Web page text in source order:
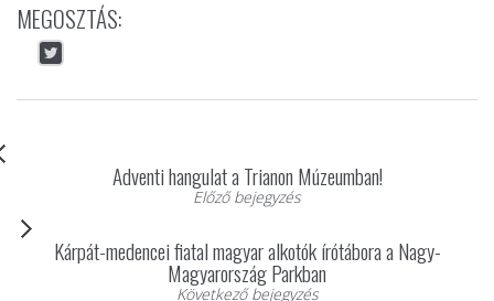
MEGOSZTÁS:
Adventi hangulat a Trianon Múzeumban!
Előző bejegyzés
Kárpát-medencei fiatal magyar alkotók írótábora a Nagy-
Magyarország Parkban
Következő bejegyzés